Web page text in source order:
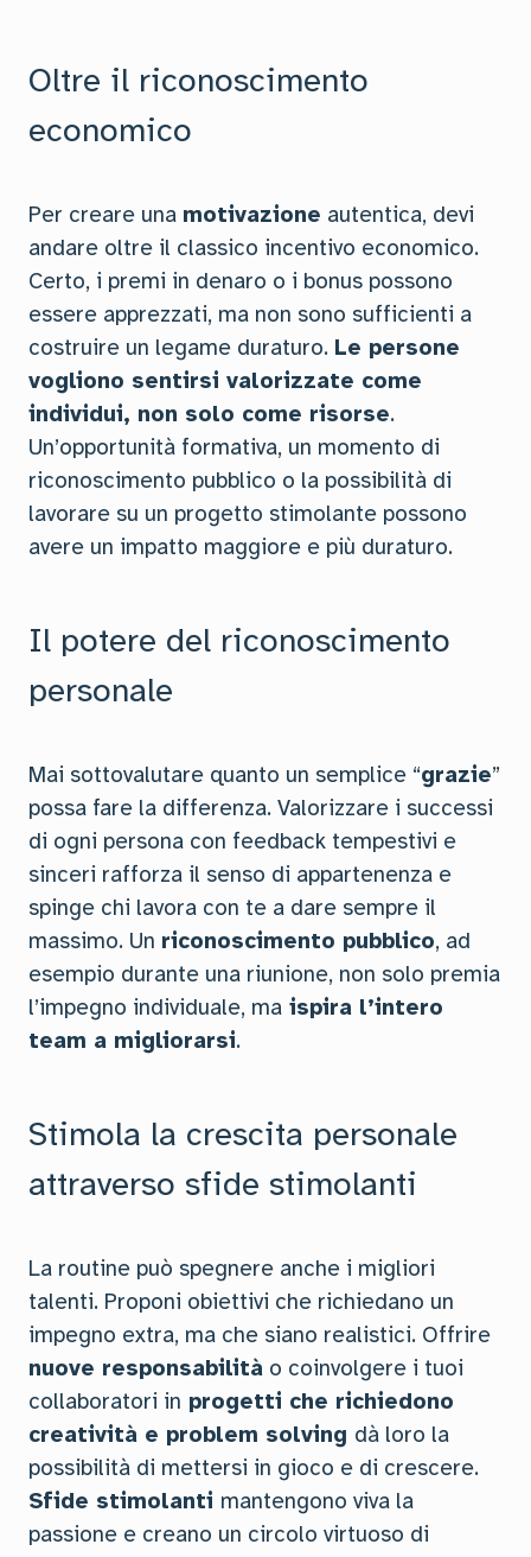
Oltre il riconoscimento
economico
Per creare una motivazione autentica, devi
andare oltre il classico incentivo economico.
Certo, i premi in denaro o i bonus possono
essere apprezzati, ma non sono sufficienti a
costruire un legame duraturo. Le persone
vogliono sentirsi valorizzate come
individui, non solo come risorse.
Un’opportunità formativa, un momento di
riconoscimento pubblico o la possibilità di
lavorare su un progetto stimolante possono
avere un impatto maggiore e più duraturo.
Il potere del riconoscimento
personale
Mai sottovalutare quanto un semplice “grazie”
possa fare la differenza. Valorizzare i successi
di ogni persona con feedback tempestivi e
sinceri rafforza il senso di appartenenza e
spinge chi lavora con te a dare sempre il
massimo. Un riconoscimento pubblico, ad
esempio durante una riunione, non solo premia
l’impegno individuale, ma ispira l’intero
team a migliorarsi.
Stimola la crescita personale
attraverso sfide stimolanti
La routine può spegnere anche i migliori
talenti. Proponi obiettivi che richiedano un
impegno extra, ma che siano realistici. Offrire
nuove responsabilità o coinvolgere i tuoi
collaboratori in progetti che richiedono
creatività e problem solving dà loro la
possibilità di mettersi in gioco e di crescere.
Sfide stimolanti mantengono viva la
passione e creano un circolo virtuoso di